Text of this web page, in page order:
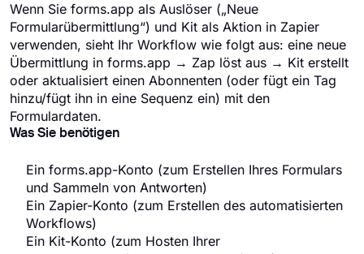
Wenn Sie forms.app als Auslöser („Neue
Formularübermittlung“) und Kit als Aktion in Zapier
verwenden, sieht Ihr Workflow wie folgt aus: eine neue
Übermittlung in forms.app → Zap löst aus → Kit erstellt
oder aktualisiert einen Abonnenten (oder fügt ein Tag
hinzu/fügt ihn in eine Sequenz ein) mit den
Formulardaten.
Was Sie benötigen
Ein forms.app-Konto (zum Erstellen Ihres Formulars
und Sammeln von Antworten)
Ein Zapier-Konto (zum Erstellen des automatisierten
Workflows)
Ein Kit-Konto (zum Hosten Ihrer